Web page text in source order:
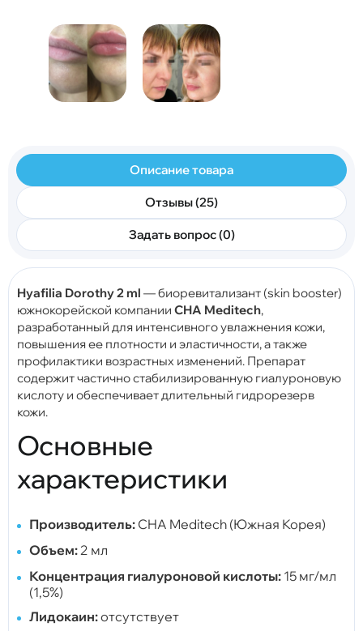
Описание товара
Отзывы (25)
Задать вопрос (0)
Hyafilia Dorothy 2 ml — биоревитализант (skin booster)
южнокорейской компании CHA Meditech,
разработанный для интенсивного увлажнения кожи,
повышения ее плотности и эластичности, а также
профилактики возрастных изменений. Препарат
содержит частично стабилизированную гиалуроновую
кислоту и обеспечивает длительный гидрорезерв
кожи.
Основные
характеристики
Производитель: CHA Meditech (Южная Корея)
Объем: 2 мл
Концентрация гиалуроновой кислоты: 15 мг/мл
(1,5%)
Лидокаин:отсутствует